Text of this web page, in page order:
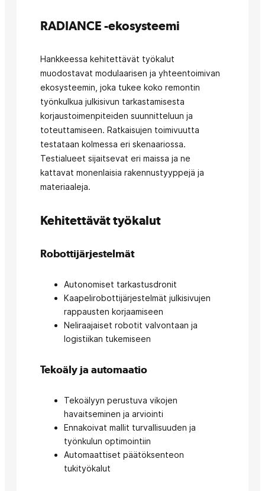
RADIANCE -ekosysteemi
Hankkeessa kehitettävät työkalut
muodostavat modulaarisen ja yhteentoimivan
ekosysteemin, joka tukee koko remontin
työnkulkua julkisivun tarkastamisesta
korjaustoimenpiteiden suunnitteluun ja
toteuttamiseen. Ratkaisujen toimivuutta
testataan kolmessa eri skenaariossa.
Testialueet sijaitsevat eri maissa ja ne
kattavat monenlaisia rakennustyyppejä ja
materiaaleja.
Kehitettävät työkalut
Robottijärjestelmät
Autonomiset tarkastusdronit
Kaapelirobottijärjestelmät julkisivujen
rappausten korjaamiseen
Neliraajaiset robotit valvontaan ja
logistiikan tukemiseen
Tekoäly ja automaatio
Tekoälyyn perustuva vikojen
havaitseminen ja arviointi
Ennakoivat mallit turvallisuuden ja
työnkulun optimointiin
Automaattiset päätöksenteon
tukityökalut